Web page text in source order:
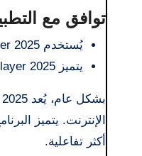
توافق مع
يُستخدم Flash Player 2025 لتشغيل تطبيقات الويب المُطوّرة بتقنية Flash.
يتميز Adobe Flash Player 2025 عالي الأداء بأداء سريع وسلس، مما يُسهّل تشغيل الملفات بسلاسة وسلاسة.
بشكل عام، يُعد Adobe Flash Player 2025 من أشهر البرامج المُستخدمة لتشغيل مقاطع الفيديو والصوت والرسوم المتحركة على
الإنترنت. يتميز
أكثر تفاعلية.